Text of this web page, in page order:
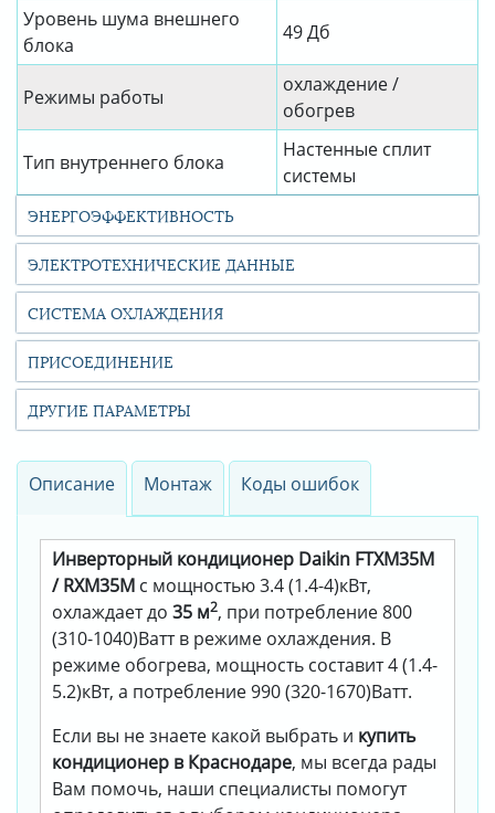
Уровень шума внешнего
блока
49 Дб
Режимы работы
охлаждение /
обогрев
Тип внутреннего блока
Настенные сплит
системы
ЭНЕРГОЭФФЕКТИВНОСТЬ
ЭЛЕКТРОТЕХНИЧЕСКИЕ ДАННЫЕ
СИСТЕМА ОХЛАЖДЕНИЯ
ПРИСОЕДИНЕНИЕ
ДРУГИЕ ПАРАМЕТРЫ
Описание Монтаж Коды ошибок
Инверторный кондиционер Daikin FTXM35M
/ RXM35M с мощностью 3.4 (1.4-4)кВт,
охлаждает до 35 м2, при потребление 800
(310-1040)Ватт в режиме охлаждения. В
режиме обогрева, мощность составит 4 (1.4-
5.2)кВт, а потребление 990 (320-1670)Ватт.
Если вы не знаете какой выбрать и купить
кондиционер в Краснодаре, мы всегда рады
Вам помочь, наши специалисты помогут